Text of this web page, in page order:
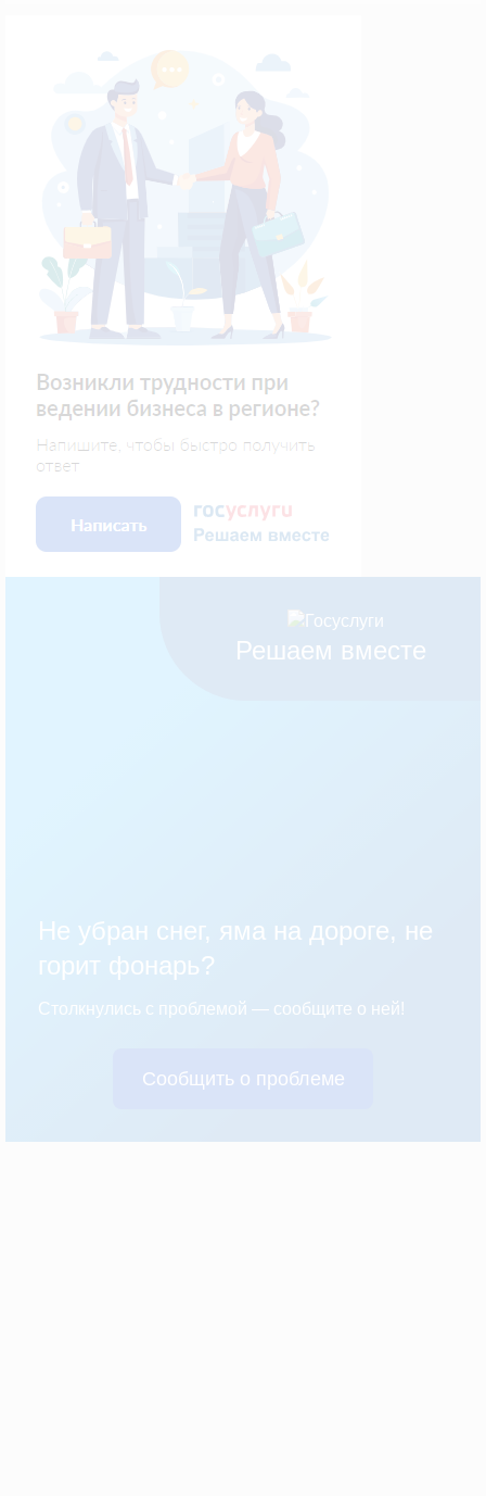
Решаем вместе
Не убран снег, яма на дороге, не
горит фонарь?
Столкнулись с проблемой — сообщите о ней!
Сообщить о проблеме